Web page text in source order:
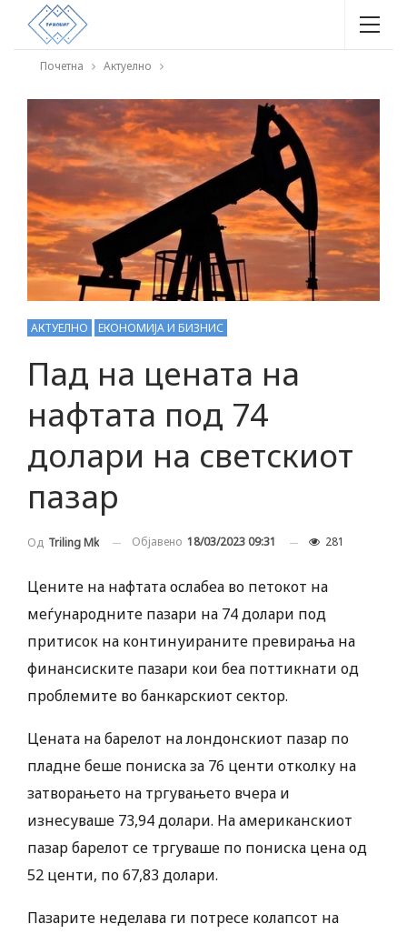
Почетна Актуелно
АКТУЕЛНО ЕКОНОМИЈА И БИЗНИС
Пад на цената на
нафтата под 74
долари на светскиот
пазар
Од Triling Mk Објавено 18/03/2023 09:31 281
Цените на нафтата ослабеа во петокот на
меѓународните пазари на 74 долари под
притисок на континуираните превирања на
финансиските пазари кои беа поттикнати од
проблемите во банкарскиот сектор.
Цената на барелот на лондонскиот пазар по
пладне беше пониска за 76 центи отколку на
затворањето на тргувањето вчера и
изнесуваше 73,94 долари. На американскиот
пазар барелот се тргуваше по пониска цена од
52 центи, по 67,83 долари.
Пазарите неделава ги потресе колапсот на